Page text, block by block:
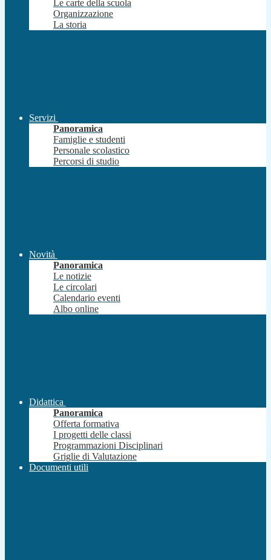
Le carte della scuola
Organizzazione
La storia
Servizi
Panoramica
Famiglie e studenti
Personale scolastico
Percorsi di studio
Novità
Panoramica
Le notizie
Le circolari
Calendario eventi
Albo online
Didattica
Panoramica
Offerta formativa
I progetti delle classi
Programmazioni Disciplinari
Griglie di Valutazione
Documenti utili